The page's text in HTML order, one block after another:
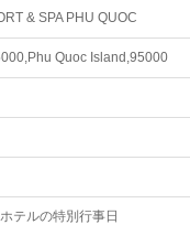
& SPA PHU QUOC
Quoc Island,95000
テルの特別行事日